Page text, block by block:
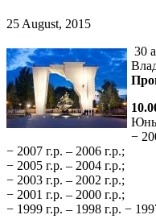
25 August, 2015
30
−
− 2007 г.р. – 2006 г.р.;
− 2005 г.р. – 2004 г.р.;
− 2003 г.р. – 2002 г.р.;
− 2001 г.р. – 2000 г.р.;
− 1999 г.р. – 1998 г.р. −